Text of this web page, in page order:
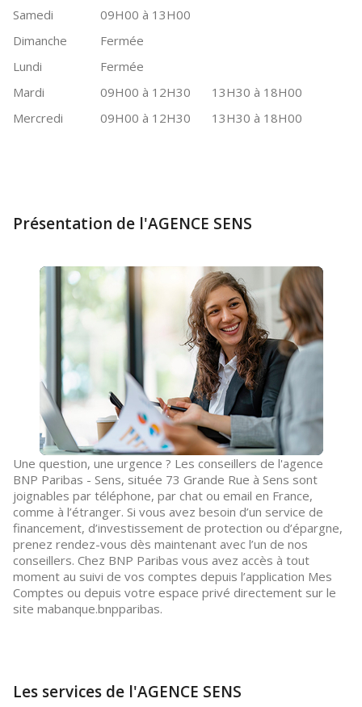
Samedi
09H00 à 13H00
Dimanche
Fermée
Lundi
Fermée
Mardi
09H00 à 12H30
13H30 à 18H00
Mercredi
09H00 à 12H30 13H30 à 18H00
Présentation de l'AGENCE SENS
Une question, une urgence ? Les conseillers de l'agence
BNP Paribas - Sens, située 73 Grande Rue à Sens sont
joignables par téléphone, par chat ou email en France,
comme à l’étranger. Si vous avez besoin d’un service de
financement, d’investissement de protection ou d’épargne,
prenez rendez-vous dès maintenant avec l’un de nos
conseillers. Chez BNP Paribas vous avez accès à tout
moment au suivi de vos comptes depuis l’application Mes
Comptes ou depuis votre espace privé directement sur le
site mabanque.bnpparibas.
Les services de l'AGENCE SENS